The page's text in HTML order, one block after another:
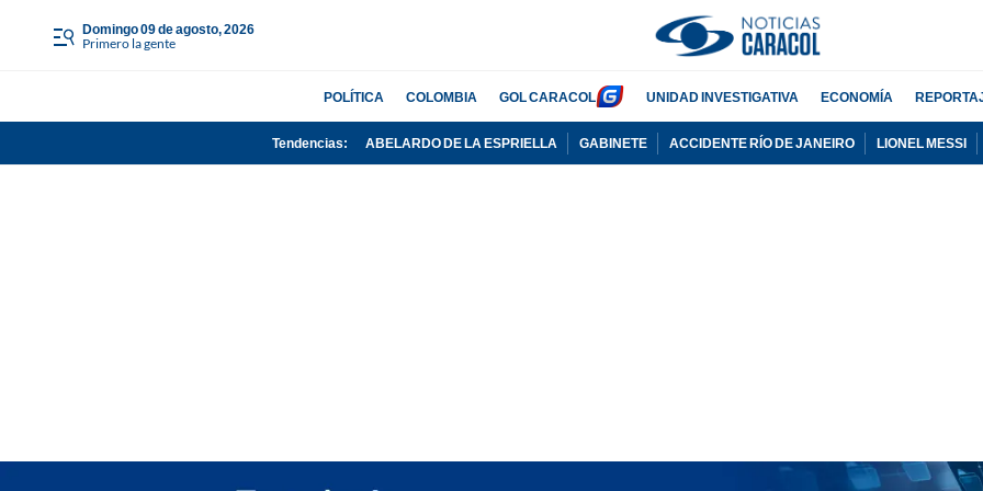
domingo 09 de agosto, 2026
Primero la gente
POLÍTICA COLOMBIA GOL CARACOL UNIDAD INVESTIGATIVA ECONOMÍA
Tendencias: ABELARDO DE LA ESPRIELLA GABINETE ACCIDENTE RÍO DE JANEIRO LIONEL MESSI